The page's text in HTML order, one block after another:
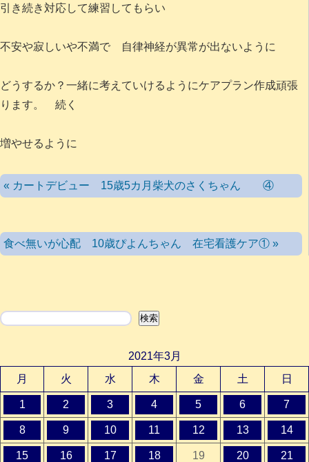
引き続き対応して練習してもらい
不安や寂しいや不満で 自律神経が異常が出ないように
どうするか？一緒に考えていけるようにケアプラン作成頑張
ります。 続く
増やせるように
« カートデビュー 15歳5カ月柴犬のさくちゃん ④
食べ無いが心配 10歳ぴよんちゃん 在宅看護ケア① »
検索 検索
2021年3月
月
火 水 木 金 土 日
1 2 3 4 5 6 7
8 9 10 11 12 13 14
15 16 17 18 19 20 21